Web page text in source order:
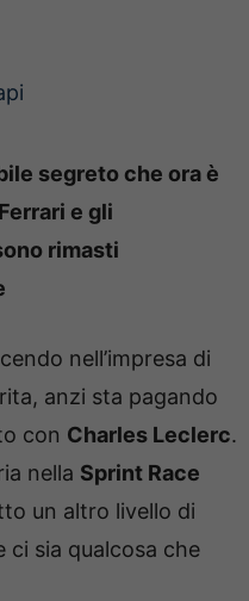
segreto che ora è
e gli
rimasti
nell’impresa di
anzi sta pagando
con Charles Leclerc.
nella Sprint Race
un altro livello di
ci sia qualcosa che